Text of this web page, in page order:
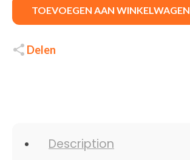
TOEVOEGEN AAN WINKELWAGEN
Delen
Description